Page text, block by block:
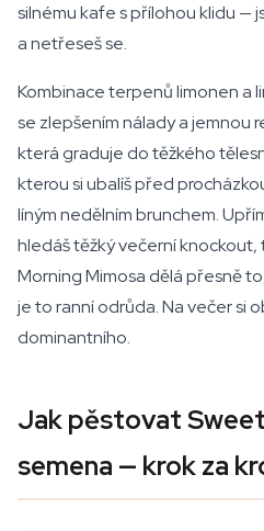
silnému kafe s přílohou klidu —
a netřeseš se.
Kombinace terpenů limonen a
se zlepšením nálady a jemnou
která graduje do těžkého
kterou si ubalíš před
líným nedělním brunchem.
hledáš těžký večerní
Morning Mimosa dělá přesně
je to ranní odrůda. Na večer si
dominantního.
Jak pěstovat
semena — krok za